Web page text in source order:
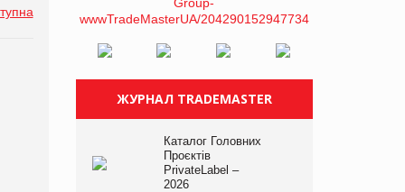
ЖУРНАЛ TRADEMASTER
Каталог Головних
Проєктів
PrivateLabel –
2026